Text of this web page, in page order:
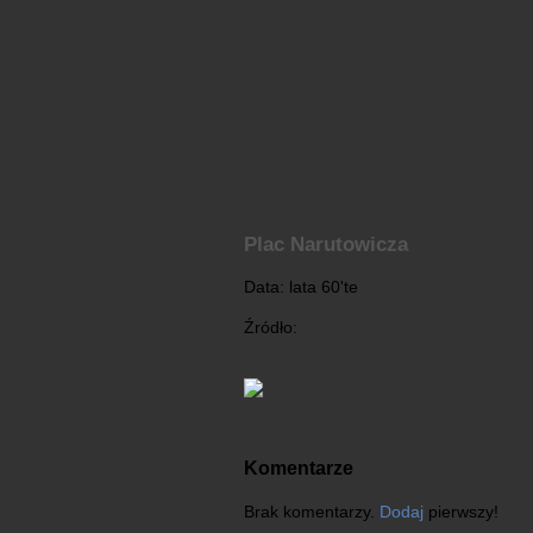
Plac Narutowicza
Data: lata 60'te
Źródło:
Komentarze
Brak komentarzy. Dodaj pierwszy!